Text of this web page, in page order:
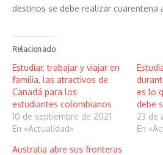
destinos se debe realizar cuarentena
Relacionado
Estudiar, trabajar y viajar en
familia, las atractivos de
Canadá para los
estudiantes colombianos
10 de septiembre de 2021
En «Actualidad»
es lo
debe
23 de
En
Australia abre sus fronteras